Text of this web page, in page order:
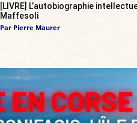
[LIVRE] L’autobiographie
Maffesoli
Par Pierre Maurer